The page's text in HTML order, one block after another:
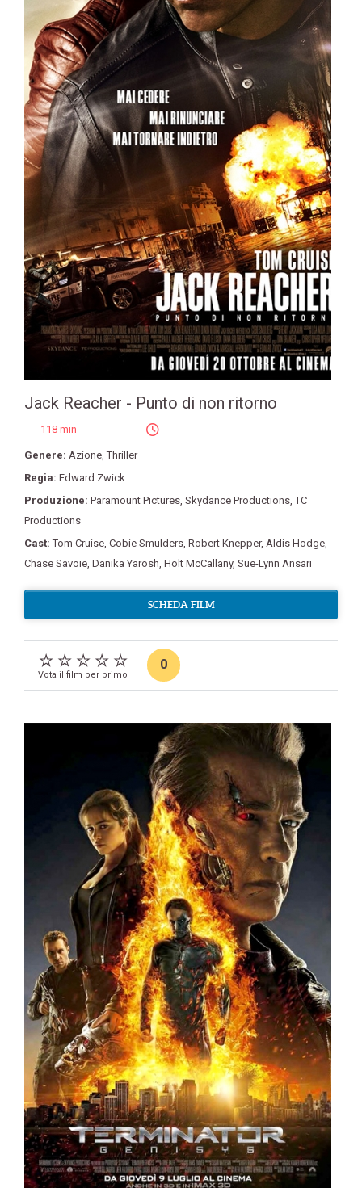
Jack Reacher - Punto di non ritorno
118 min
Genere: Azione ,Thriller
Regia: Edward Zwick
Produzione: Paramount Pictures Skydance Productions ,TC
Productions
Cast:Tom Cruise Cobie Smulders Robert Knepper, Aldis Hodge
Chase Savoie Danika Yarosh Holt McCallany, Sue-Lynn Ansari
SCHEDA FILM
Vota il film per primo
0